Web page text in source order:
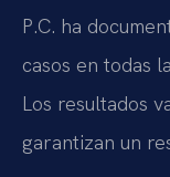
P.C. ha
casos en todas
Los resultados
garantizan un